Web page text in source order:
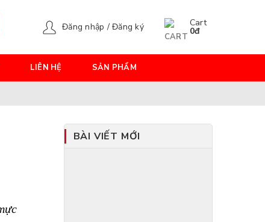
Đăng nhập / Đăng ký Cart
0đ
LIÊN HỆ SẢN PHẨM
BÀI VIẾT MỚI